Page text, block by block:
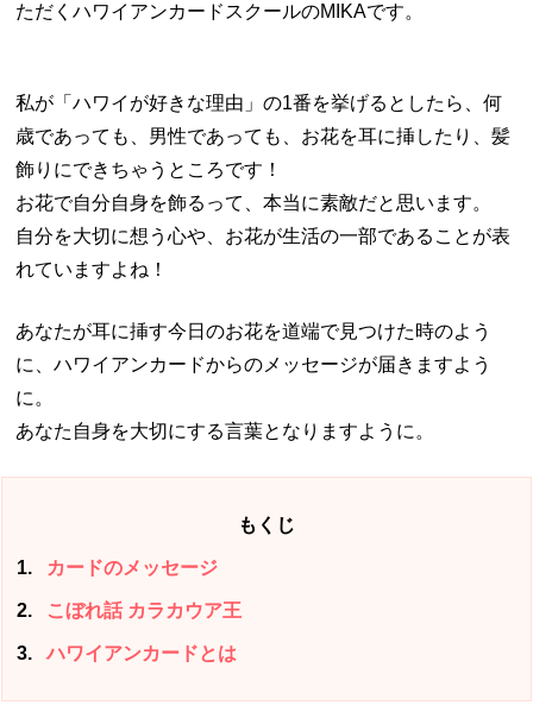
ただくハワイアンカードスクールのMIKAです。
私が「ハワイが好きな理由」の1番を挙げるとしたら、何
歳であっても、男性であっても、お花を耳に挿したり、髪
飾りにできちゃうところです！
お花で自分自身を飾るって、本当に素敵だと思います。
自分を大切に想う心や、お花が生活の一部であることが表
れていますよね！
あなたが耳に挿す今日のお花を道端で見つけた時のよう
に、ハワイアンカードからのメッセージが届きますよう
に。
あなた自身を大切にする言葉となりますように。
もくじ
1 カードのメッセージ
2 こぼれ話 カラカウア王
3 ハワイアンカードとは